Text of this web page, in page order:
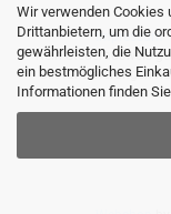
Wir verwenden Cookies
Drittanbietern, um die
gewährleisten, die
ein bestmögliches
Informationen finden
Impressum
* Kein Steuerausweis
** Gilt für Lieferungen
Informationen zur